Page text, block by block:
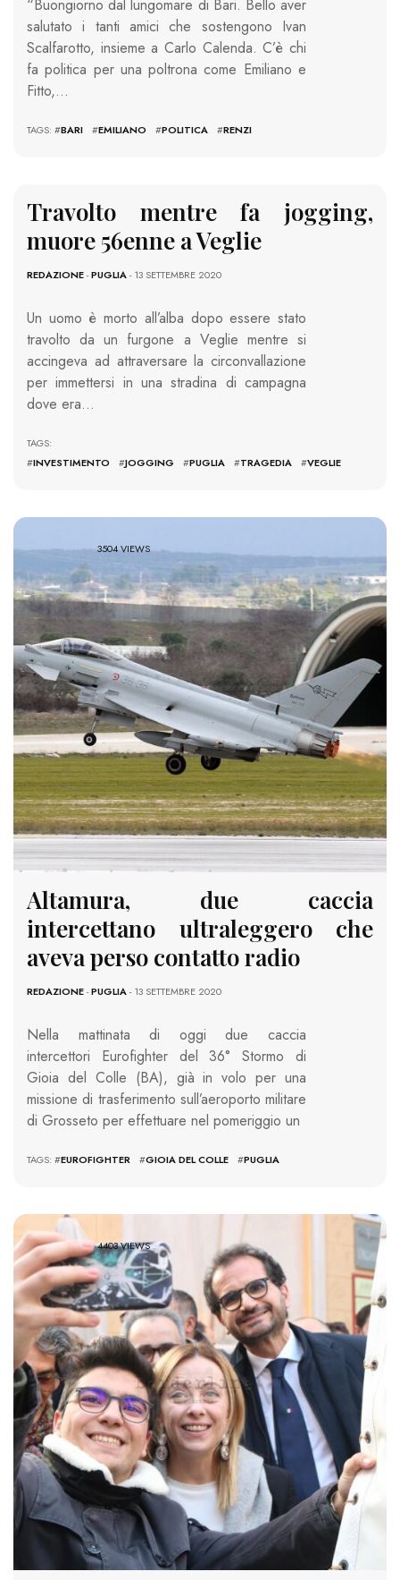
“Buongiorno dal lungomare di Bari. Bello aver
salutato i tanti amici che sostengono Ivan
Scalfarotto, insieme a Carlo Calenda. C’è chi
fa politica per una poltrona come Emiliano e
Fitto,…
TAGS: #BARI #EMILIANO #POLITICA #RENZI
Travolto mentre fa jogging,
muore 56enne a Veglie
REDAZIONE-PUGLIA- 13 SETTEMBRE 2020
Un uomo è morto all’alba dopo essere stato
travolto da un furgone a Veglie mentre si
accingeva ad attraversare la circonvallazione
per immettersi in una stradina di campagna
dove era…
TAGS:
#INVESTIMENTO #JOGGING #PUGLIA #TRAGEDIA #VEGLIE
3504 VIEWS
Altamura, due caccia
intercettano ultraleggero che
aveva perso contatto radio
REDAZIONE-PUGLIA- 13 SETTEMBRE 2020
Nella mattinata di oggi due caccia
intercettori Eurofighter del 36° Stormo di
Gioia del Colle (BA), già in volo per una
missione di trasferimento sull’aeroporto militare
di Grosseto per effettuare nel pomeriggio un
TAGS: #EUROFIGHTER #GIOIA DEL COLLE #PUGLIA
4403 VIEWS